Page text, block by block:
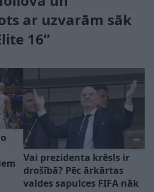
ar uzvarām sāk
16”
Vai prezidenta krēsls ir
drošībā? Pēc ārkārtas
valdes sapulces FIFA nāk